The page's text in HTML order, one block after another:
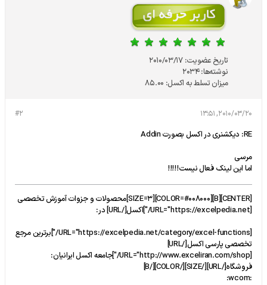
تاریخ عضویت: 2010/03/17
نوشته‌ها:2034
میزان تسلط به اکسل: 85.00
#2 2010/03/20, 13:51
RE: دیکشنری در اکسل بصورت Addin
مرسی
اما این لینک فعال نیست!!!!!
[CENTER][B][COLOR=#008000][SIZE=3]محصولات و جزوات آموزش تخصصی
[URL="https://excelpedia.net/"]اکسل[/URL] در:
[URL="https://excelpedia.net/category/excel-functions/"]برترین مرجع
تخصصی پارسی اکسل[/URL]
[URL="http://www.exceliran.com/shop/"]جامعه اكسل ايرانيان:
فروشگاه[/URL][/SIZE][/COLOR][/B]
:wcom: